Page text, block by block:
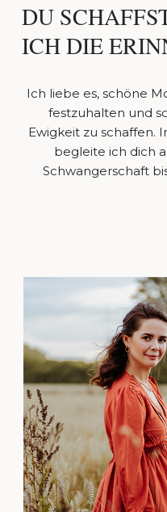
DU
ICH DIE
Ich liebe es, schöne
festzuhalten und
Ewigkeit zu schaffen.
begleite ich dich
Schwangerschaft